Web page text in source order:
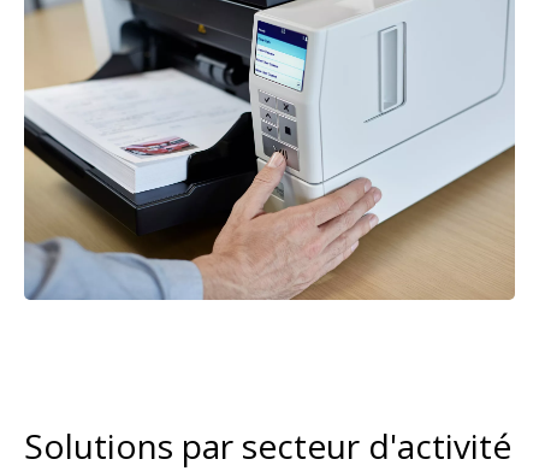
Solutions par secteur d'activité